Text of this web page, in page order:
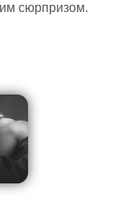
сюрпризом.